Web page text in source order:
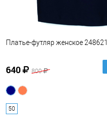
Платье-футляр женское 248621
640 800
50